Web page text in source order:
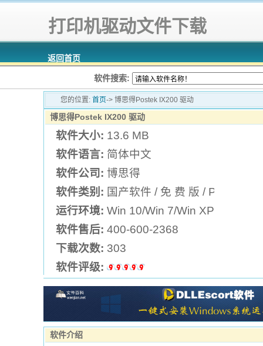
打印机驱动文件下载
返回首页
软件搜索:
您的位置: 首页-> 博思得Postek IX200 驱动
博思得Postek IX200 驱动
软件大小: 13.6 MB
软件语言: 简体中文
软件公司: 博思得
软件类别: 国产软件 / 免 费 版 / Postek 博
运行环境: Win 10/Win 7/Win XP
软件售后: 400-600-2368
下载次数: 303
软件评级:
软件介绍